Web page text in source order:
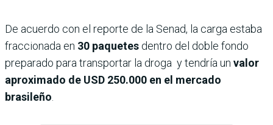
De acuerdo con el reporte de la Senad, la carga estaba
fraccionada en 30 paquetes dentro del doble fondo
preparado para transportar la droga y tendría un valor
aproximado de USD 250.000 en el mercado
brasileño